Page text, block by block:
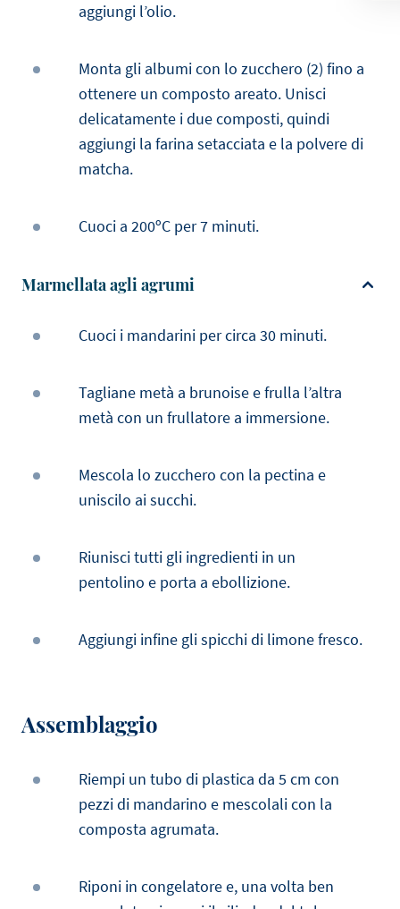
aggiungi l’olio.
Monta gli albumi con lo zucchero (2) fino a
ottenere un composto areato. Unisci
delicatamente i due composti, quindi
aggiungi la farina setacciata e la polvere di
matcha.
Cuoci a 200ºC per 7 minuti.
Marmellata agli agrumi
Cuoci i mandarini per circa 30 minuti.
Tagliane metà a brunoise e frulla l’altra
metà con un frullatore a immersione.
Mescola lo zucchero con la pectina e
uniscilo ai succhi.
Riunisci tutti gli ingredienti in un
pentolino e porta a ebollizione.
Aggiungi infine gli spicchi di limone fresco.
Assemblaggio
Riempi un tubo di plastica da 5 cm con
pezzi di mandarino e mescolali con la
composta agrumata.
Riponi in congelatore e, una volta ben